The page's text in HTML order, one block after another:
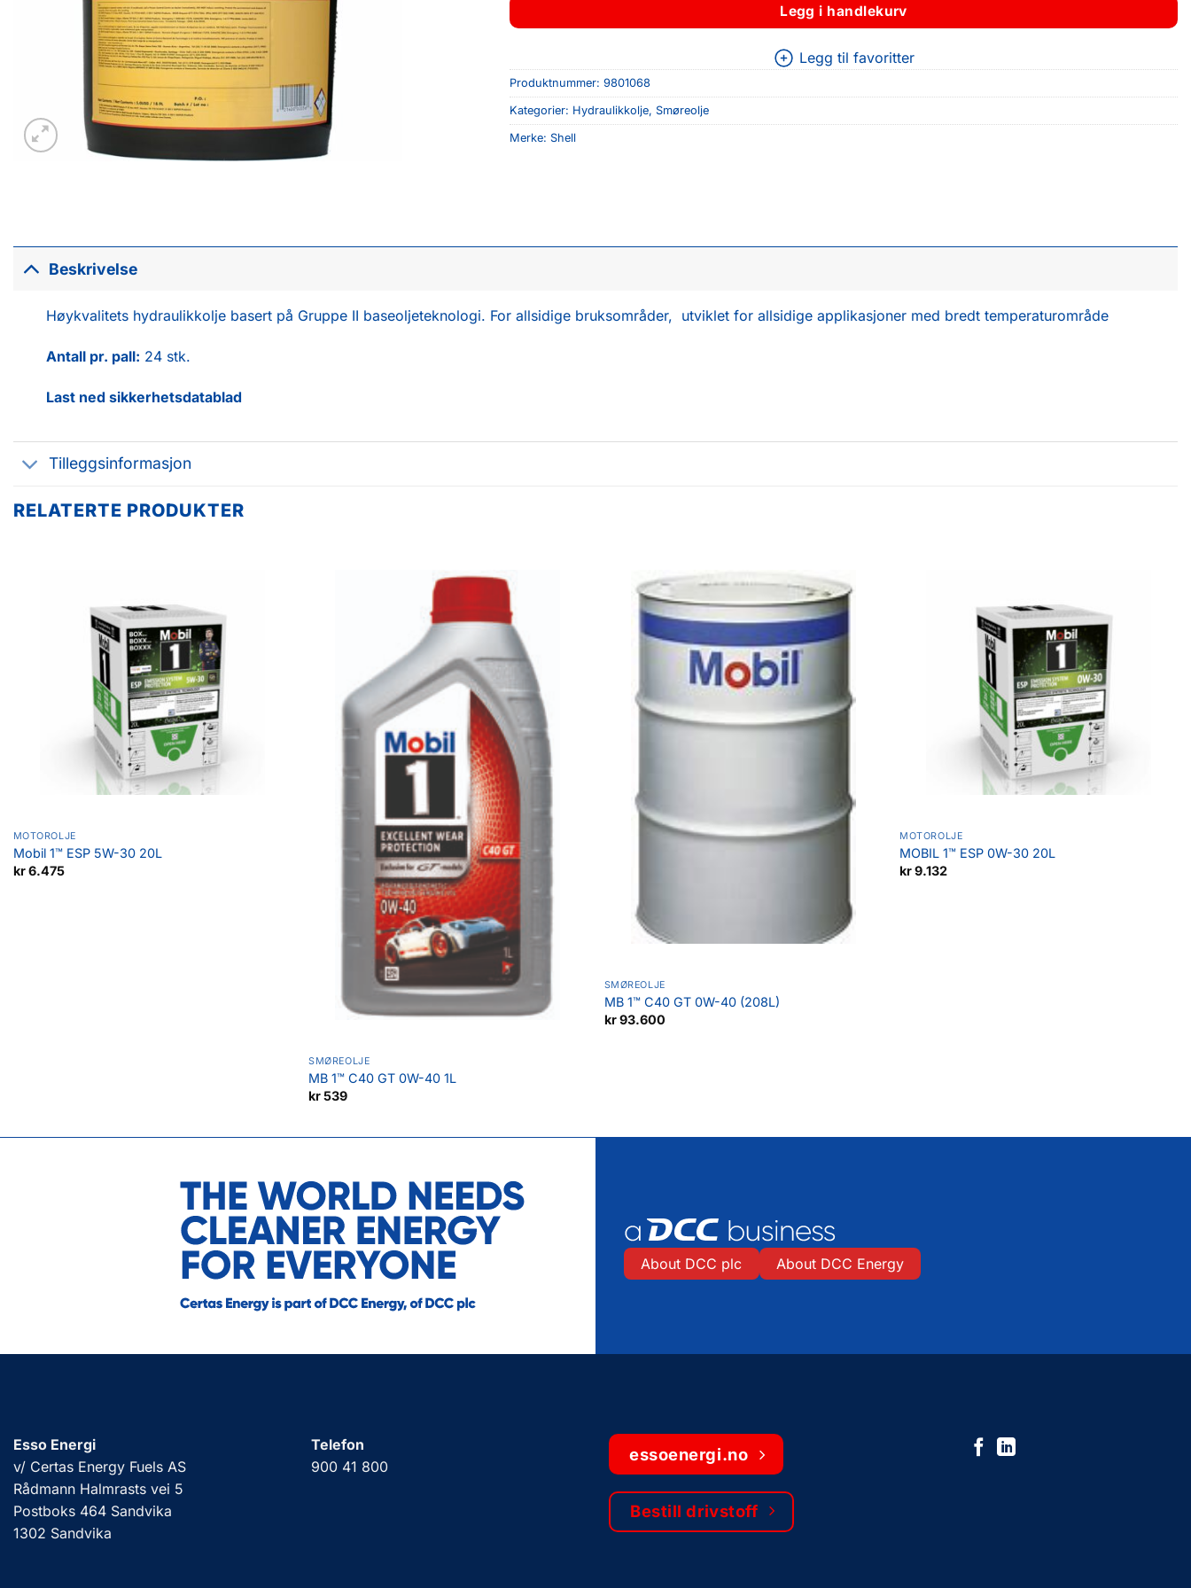
Legg i handlekurv
Legg til favoritter
Produktnummer: 9801068
Kategorier: Hydraulikkolje, Smøreolje
Merke: Shell
Beskrivelse
Høykvalitets hydraulikkolje basert på Gruppe II baseoljeteknologi. For allsidige bruksområder, utviklet for allsidige applikasjoner med bredt temperaturområde
Antall pr. pall: 24 stk.
Last ned sikkerhetsdatablad
Tilleggsinformasjon
RELATERTE PRODUKTER
MOTOROLJE
Mobil 1™ ESP 5W-30 20L
kr6.475
SMØREOLJE
MB 1™ C40 GT 0W-40 1L
kr539
Legg til
favoritter
SMØREOLJE
MB 1™ C40 GT 0W-40 (208L)
kr93.600
MOTOROLJE
MOBIL 1™ ESP 0W-30 20L
kr9.132
About DCC plc About DCC Energy
Esso Energi
v/ Certas Energy Fuels AS
Rådmann Halmrasts vei 5
Postboks 464 Sandvika
1302 Sandvika
Telefon
900 41 800
essoenergi.no
Bestill drivstoff